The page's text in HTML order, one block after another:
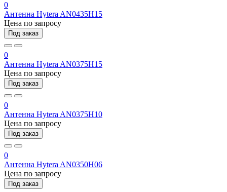
0
Антенна Hytera AN0435H15
Цена по запросу
Под заказ
0
Антенна Hytera AN0375H15
Цена по запросу
Под заказ
0
Антенна Hytera AN0375H10
Цена по запросу
Под заказ
0
Антенна Hytera AN0350H06
Цена по запросу
Под заказ